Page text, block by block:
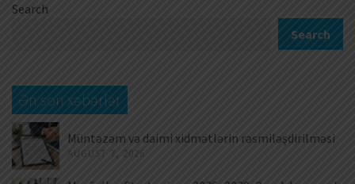
Search
Search
Ən son xəbərlər
Müntəzəm və daimi xidmətlərin rəsmiləşdirilməsi
AUGUST 7, 2026